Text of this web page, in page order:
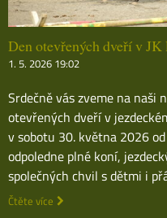
Den otevřených dveří v
1. 5. 2026 19:02
Srdečně vás zveme na naši
otevřených dveří v
v sobotu 30. května 2026
odpoledne plné koní,
společných chvil s dětmi i
Čtěte více